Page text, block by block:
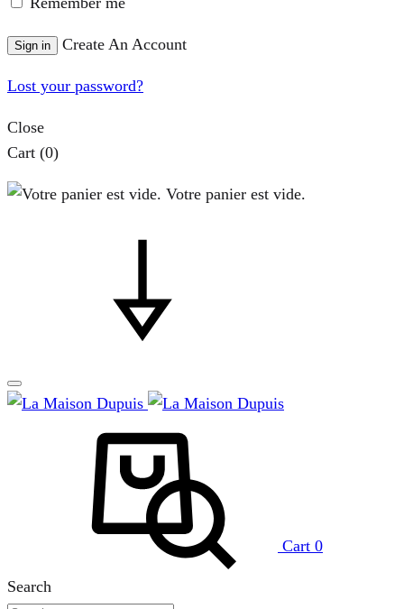
Sign in Create An Account
Lost your password?
Close
Cart (0)
Votre panier est vide.
Cart 0
Search